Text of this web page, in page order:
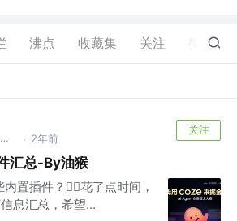
沸点 收藏集 关注 8
🏆掘金签约作者 | 摸鱼王 @来日未必方长 · 2年前
关注
汇总-By油猴
置插件？🙋‍♂️花了点时间，
息汇总，希望...